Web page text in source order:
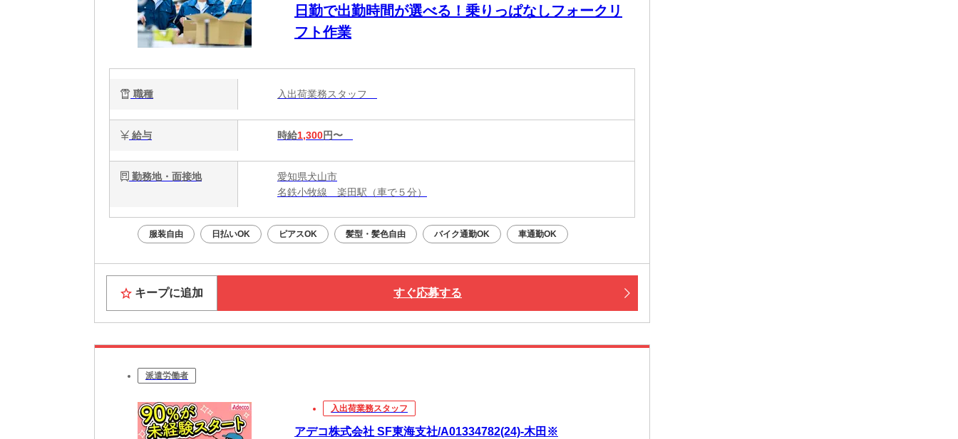
日勤で出勤時間が選べる！乗りっぱなしフォークリ
フト作業
職種 入出荷業務スタッフ
給与 時給1,300円〜
勤務地・面接地
愛知県犬山市
名鉄小牧線 楽田駅（車で５分）
服装自由 日払いOK ピアスOK 髪型・髪色自由 バイク通勤OK 車通勤OK
キープに追加 すぐ応募する
派遣労働者
入出荷業務スタッフ
アデコ株式会社 SF東海支社/A01334782(24)-木田※